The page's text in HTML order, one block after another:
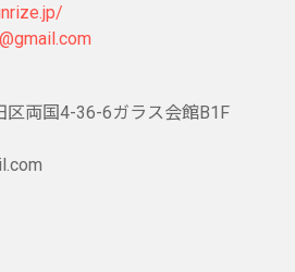
区両国4-36-6ガラス会館B1F